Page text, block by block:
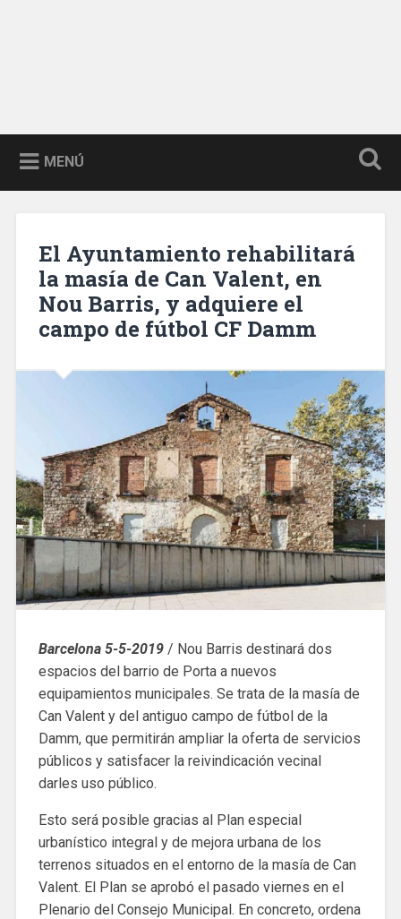
MENÚ
El Ayuntamiento rehabilitará
la masía de Can Valent, en
Nou Barris, y adquiere el
campo de fútbol CF Damm
Barcelona 5-5-2019 / Nou Barris destinará dos
espacios del barrio de Porta a nuevos
equipamientos municipales. Se trata de la masía de
Can Valent y del antiguo campo de fútbol de la
Damm, que permitirán ampliar la oferta de servicios
públicos y satisfacer la reivindicación vecinal
darles uso público.
Esto será posible gracias al Plan especial
urbanístico integral y de mejora urbana de los
terrenos situados en el entorno de la masía de Can
Valent. El Plan se aprobó el pasado viernes en el
Plenario del Consejo Municipal. En concreto, ordena